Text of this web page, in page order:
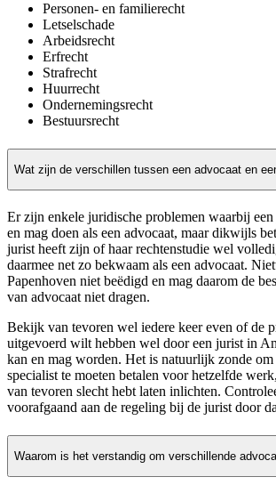
Personen- en familierecht
Letselschade
Arbeidsrecht
Erfrecht
Strafrecht
Huurrecht
Ondernemingsrecht
Bestuursrecht
Wat zijn de verschillen tussen een advocaat en
Er zijn enkele juridische problemen waarbij
en mag doen als een advocaat, maar dikwijls
jurist heeft zijn of haar rechtenstudie wel
daarmee net zo bekwaam als een advocaat.
Papenhoven niet beëdigd en mag daarom de
van advocaat niet dragen.
Bekijk van tevoren wel iedere keer even of de
uitgevoerd wilt hebben wel door een jurist in
kan en mag worden. Het is natuurlijk zonde om
specialist te moeten betalen voor hetzelfde
van tevoren slecht hebt laten inlichten.
voorafgaand aan de regeling bij de jurist door
Waarom is het verstandig om verschillende